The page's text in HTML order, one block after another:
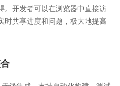
。开发者可以在浏览器中直接访
时共享进度和问题，极大地提高